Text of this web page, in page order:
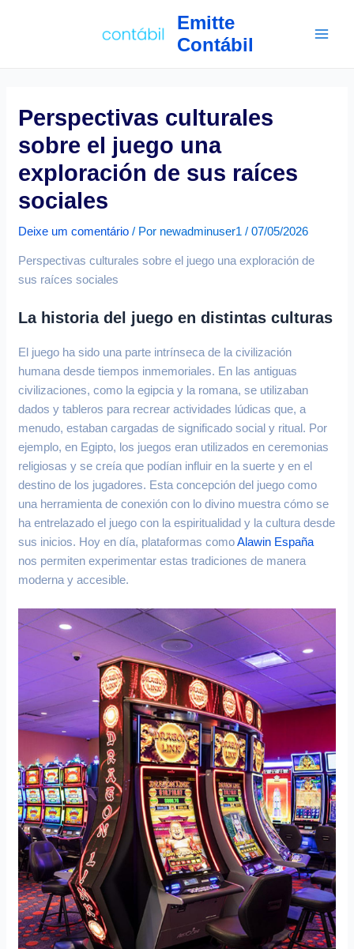
Emitte
Contábil
Perspectivas culturales
sobre el juego una
exploración de sus raíces
sociales
Deixe um comentário / Por newadminuser1/07/05/2026
Perspectivas culturales sobre el juego una exploración de
sus raíces sociales
La historia del juego en distintas culturas
El juego ha sido una parte intrínseca de la civilización
humana desde tiempos inmemoriales. En las antiguas
civilizaciones, como la egipcia y la romana, se utilizaban
dados y tableros para recrear actividades lúdicas que, a
menudo, estaban cargadas de significado social y ritual. Por
ejemplo, en Egipto, los juegos eran utilizados en ceremonias
religiosas y se creía que podían influir en la suerte y en el
destino de los jugadores. Esta concepción del juego como
una herramienta de conexión con lo divino muestra cómo se
ha entrelazado el juego con la espiritualidad y la cultura desde
sus inicios. Hoy en día, plataformas comoAlawin España
nos permiten experimentar estas tradiciones de manera
moderna y accesible.